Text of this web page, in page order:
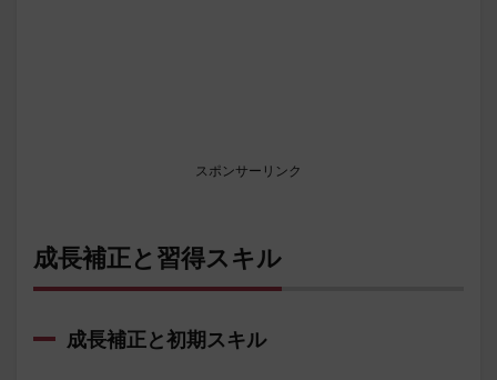
スポンサーリンク
成長補正と習得スキル
成長補正と初期スキル